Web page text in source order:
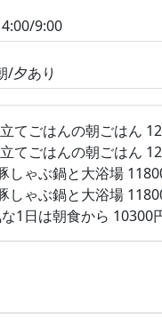
9:00
/夕あり
てごはんの朝ごはん
てごはんの朝ごはん
しゃぶ鍋と大浴場
しゃぶ鍋と大浴場
1日は朝食から 10300